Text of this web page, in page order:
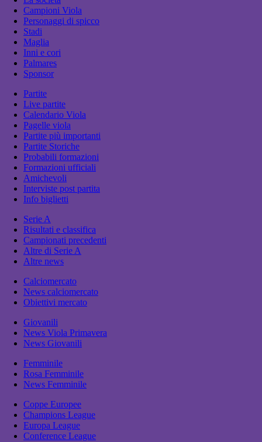
Campioni Viola
Personaggi di spicco
Stadi
Maglia
Inni e cori
Palmares
Sponsor
Partite
Live partite
Calendario Viola
Pagelle viola
Partite più importanti
Partite Storiche
Probabili formazioni
Formazioni ufficiali
Amichevoli
Interviste post partita
Info biglietti
Serie A
Risultati e classifica
Campionati precedenti
Altre di Serie A
Altre news
Calciomercato
News calciomercato
Obiettivi mercato
Giovanili
News Viola Primavera
News Giovanili
Femminile
Rosa Femminile
News Femminile
Coppe Europee
Champions League
Europa League
Conference League